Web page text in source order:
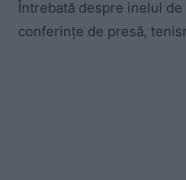
Întrebată despre inelul
conferințe de presă,